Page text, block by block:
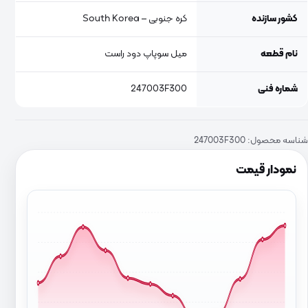
نمودار قیمت
کشور سازنده کره جنوبی – South Korea
نام قطعه میل سوپاپ دود راست
شماره فنی 247003F300
شناسه محصول: 247003F300